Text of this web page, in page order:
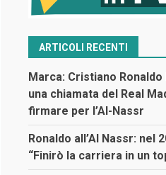
ARTICOLI RECENTI
Marca: Cristiano
una chiamata del Real
firmare per l’Al-Nassr
Ronaldo all’Al Nassr: nel
“Finirò la carriera in un